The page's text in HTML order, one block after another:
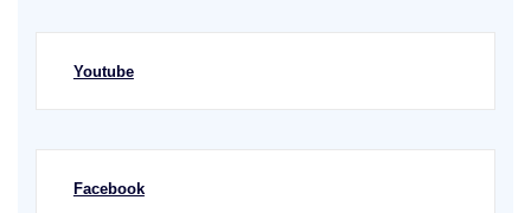
Youtube
Facebook